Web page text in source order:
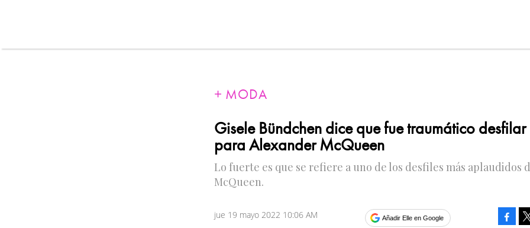
MODA
Gisele Bündchen dice que fue traumático desfilar
para Alexander McQueen
Lo fuerte es que se refiere a uno de los desfiles más aplaudidos
McQueen.
jue 19 mayo 2022 10:06 AM Añadir Elle en Google